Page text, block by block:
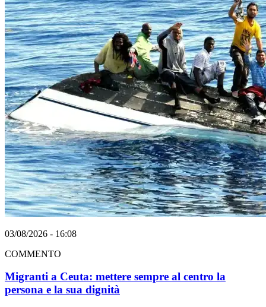
03/08/2026 - 16:08
COMMENTO
Migranti a Ceuta: mettere sempre al centro la
persona e la sua dignità